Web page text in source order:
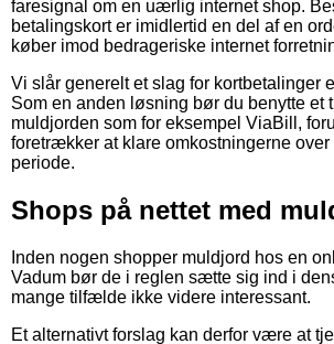
faresignal om en uærlig internet shop.
betalingskort er imidlertid en del af en
køber imod bedrageriske internet
Vi slår generelt et slag for kortbetalinger
Som en anden løsning bør du benytte et
muldjorden som for eksempel ViaBill,
foretrækker at klare omkostningerne
periode.
Shops på nettet med
Inden nogen shopper muldjord hos en
Vadum bør de i reglen sætte sig ind i
mange tilfælde ikke videre interessant.
Et alternativt forslag kan derfor være at